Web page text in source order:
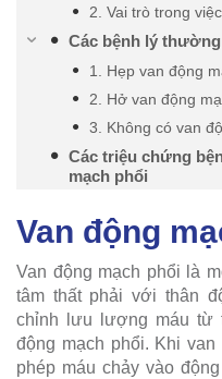
2. Vai trò trong
Các bệnh lý
1. Hẹp van động
2. Hở van động
3. Không có van
Các triệu chứng
mạch phổi
Van động
Van động mạch phổi là
tâm thất phải với thân
chỉnh lưu lượng máu từ
động mạch phổi. Khi
phép máu chảy vào